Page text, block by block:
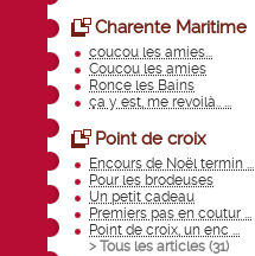
Charente Maritime
coucou les amies...
Coucou les amies
Ronce les Bains
ça y est, me revoilà.. ...
Point de croix
Encours de Noël termin ...
Pour les brodeuses
Un petit cadeau
Premiers pas en coutur ...
Point de croix, un enc ...
> Tous les articles (31)